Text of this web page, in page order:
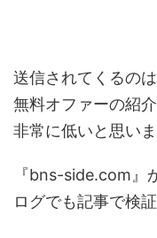
送信されてくるの
無料オファーの紹
非常に低いと思いま
『bns-side.com』
ログでも記事で検